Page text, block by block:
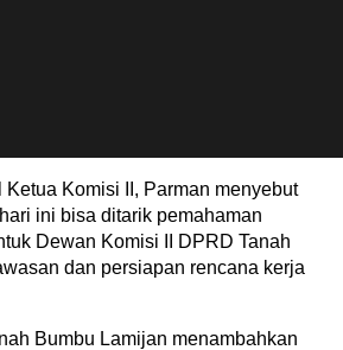
Ketua Komisi II, Parman menyebut
ini bisa ditarik pemahaman
Dewan Komisi II DPRD Tanah
dan persiapan rencana kerja
Bumbu Lamijan menambahkan